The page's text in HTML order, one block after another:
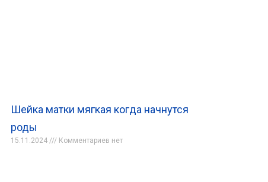
Шейка матки мягкая когда начнутся
роды
15.11.2024 Комментариев нет